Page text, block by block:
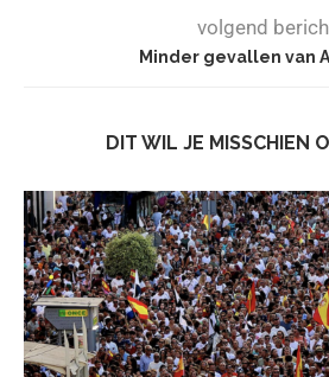
volgend
Minder gevallen van
DIT WIL JE MISSCHIEN